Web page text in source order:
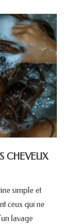
CHEVEUX
simple et
ceux qui ne
lavage